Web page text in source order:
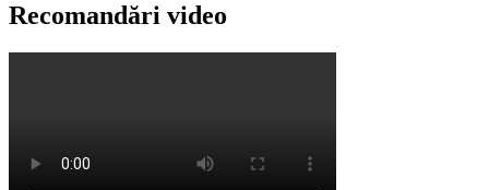
Recomandări video